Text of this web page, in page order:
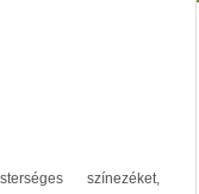
színezéket,